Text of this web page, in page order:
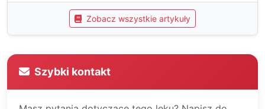
Zobacz wszystkie artykuły
Szybki kontakt